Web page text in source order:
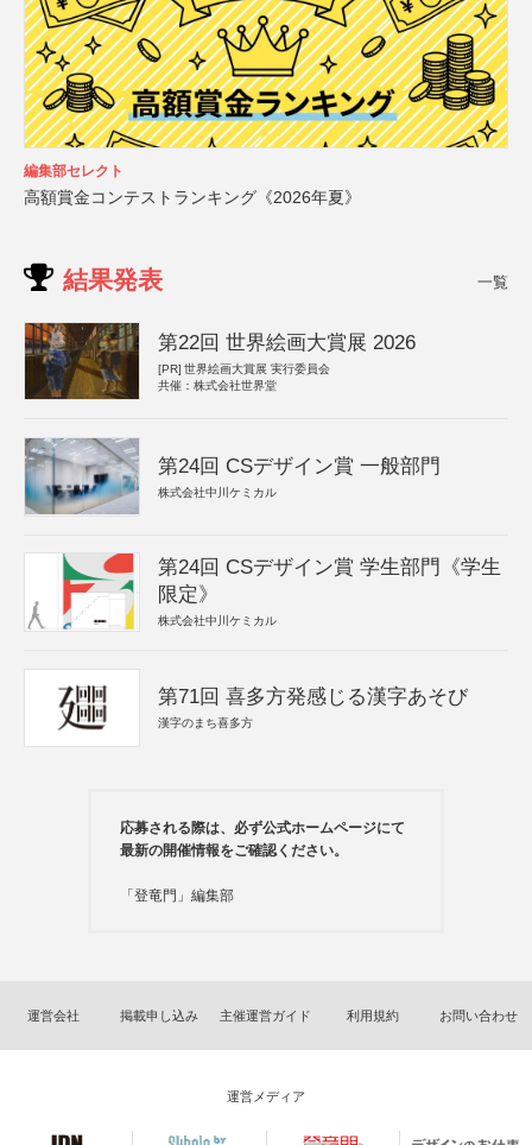
編集部セレクト
高額賞金コンテストランキング《2026年夏》
結果発表 一覧
第22回 世界絵画大賞展 2026
[PR] 世界絵画大賞展 実行委員会
共催：株式会社世界堂
第24回 CSデザイン賞 一般部門
株式会社中川ケミカル
第24回 CSデザイン賞 学生部門《学生
限定》
株式会社中川ケミカル
第71回 喜多方発感じる漢字あそび
漢字のまち喜多方
応募される際は、必ず公式ホームページにて
最新の開催情報をご確認ください。
「登竜門」編集部
運営会社 掲載申し込み 主催運営ガイド 利用規約 お問い合わせ
運営メディア